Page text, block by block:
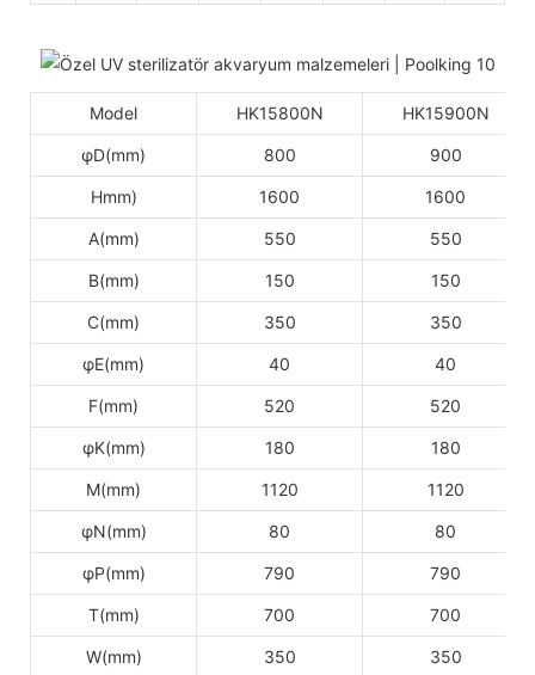
Model HK15800N HK15900N
φD(mm) 800 900
Hmm) 1600 1600
A(mm) 550 550
B(mm) 150 150
C(mm) 350 350
φE(mm) 40 40
F(mm) 520 520
φK(mm) 180 180
M(mm) 1120 1120
φN(mm) 80 80
φP(mm) 790 790
T(mm) 700 700
W(mm) 350 350